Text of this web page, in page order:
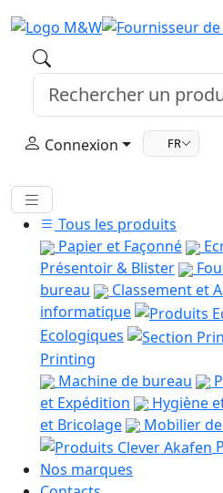
Connexion FR
Tous les produits
Papier et Façonné
Présentoir & Blister
bureau
Classement et
informatique
Ecologiques
Printing
Machine de bureau
et Expédition
Hygiène
et Bricolage
Mobilier
Nos marques